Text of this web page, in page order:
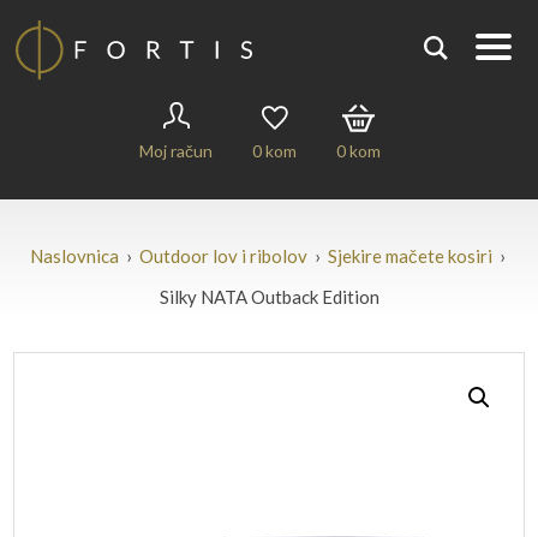
Moj račun 0kom 0kom
Naslovnica › Outdoor lov i ribolov› Sjekire mačete kosiri ›
Silky NATA Outback Edition